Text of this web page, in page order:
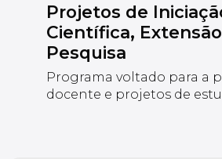
Projetos de
Científica,
Pesquisa
Programa voltado para a
docente e projetos de